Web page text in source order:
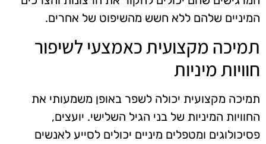
המיניים שלהם ללא חשש מהשיפוט של אחרים.
תמיכה מקצועית כאמצעי לשיפור
חוויות מיניות
תמיכה מקצועית יכולה לשפר באופן משמעותי את
החוויות המיניות של בני הגיל השלישי. יועצים,
פסיכולוגים ומטפלים מיניים יכולים לסייע לאנשים